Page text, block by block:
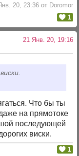
20, 23:36 от Doromor
1
21 Янв. 20, 19:16
Что бы ты
на прямотоке
последующей
виски.
1